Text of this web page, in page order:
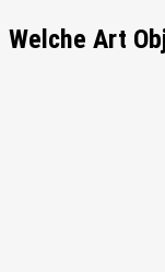
Welche Art